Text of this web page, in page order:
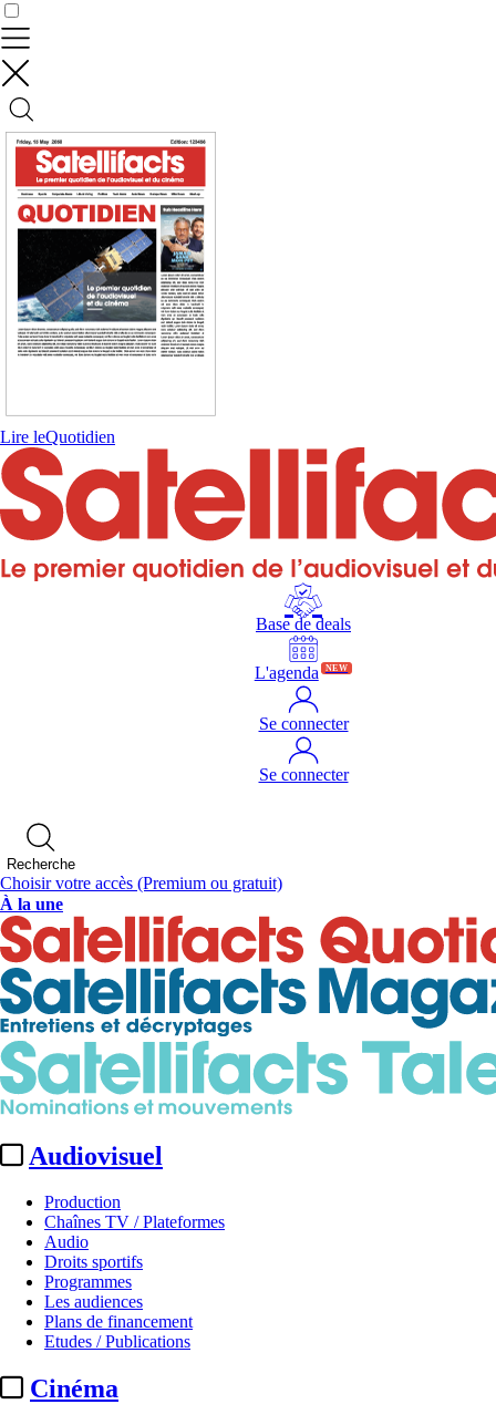
Lire leQuotidien
Base de deals
L'agenda NEW
Se connecter
Se connecter
Recherche
Choisir votre accès (Premium ou gratuit)
À la une
Audiovisuel
Production
Chaînes TV / Plateformes
Audio
Droits sportifs
Programmes
Les audiences
Plans de financement
Etudes / Publications
Cinéma
Contrôler vos données